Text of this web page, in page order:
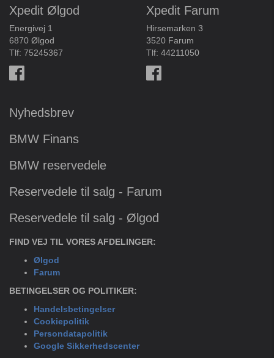
Xpedit Ølgod
Energivej 1
6870 Ølgod
Tlf: 75245367
Xpedit Farum
Hirsemarken 3
3520 Farum
Tlf: 44211050
Nyhedsbrev
BMW Finans
BMW reservedele
Reservedele til salg - Farum
Reservedele til salg - Ølgod
FIND VEJ TIL VORES AFDELINGER:
Ølgod
Farum
BETINGELSER OG POLITIKER:
Handelsbetingelser
Cookiepolitik
Persondatapolitik
Google Sikkerhedscenter